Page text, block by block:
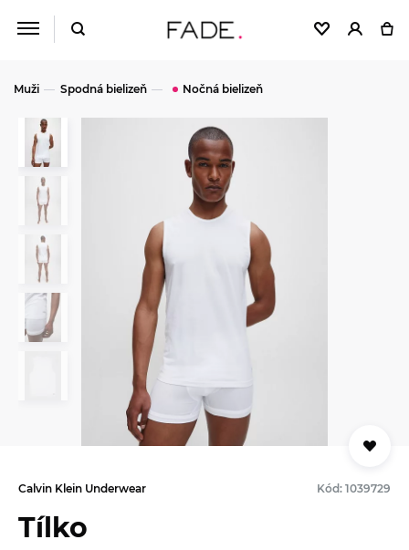
Muži Spodná bielizeň Nočná bielizeň
Calvin Klein Underwear Kód: 1039729
Tílko